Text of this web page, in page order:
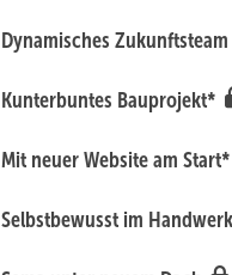
Dynamisches
Kunterbuntes Bauprojekt*
Mit neuer Website am Start*
Selbstbewusst im